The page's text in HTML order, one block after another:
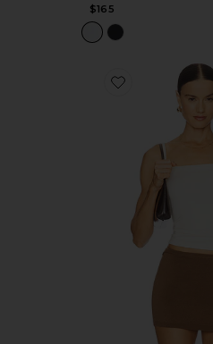
$165
Favorite МАЙКА 90'S